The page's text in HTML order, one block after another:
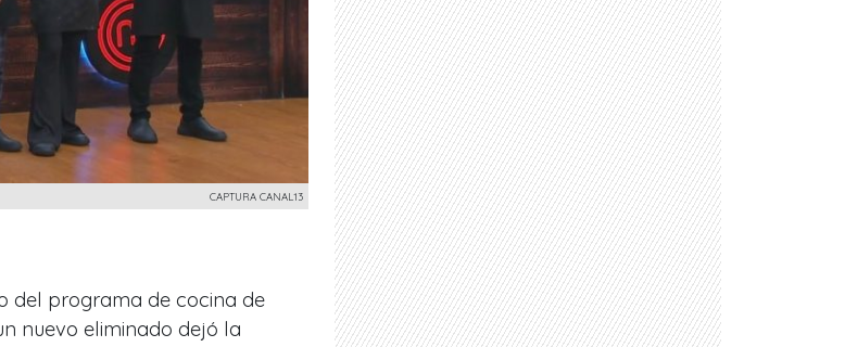
CAPTURA CANAL13
del programa de cocina de
nuevo eliminado dejó la